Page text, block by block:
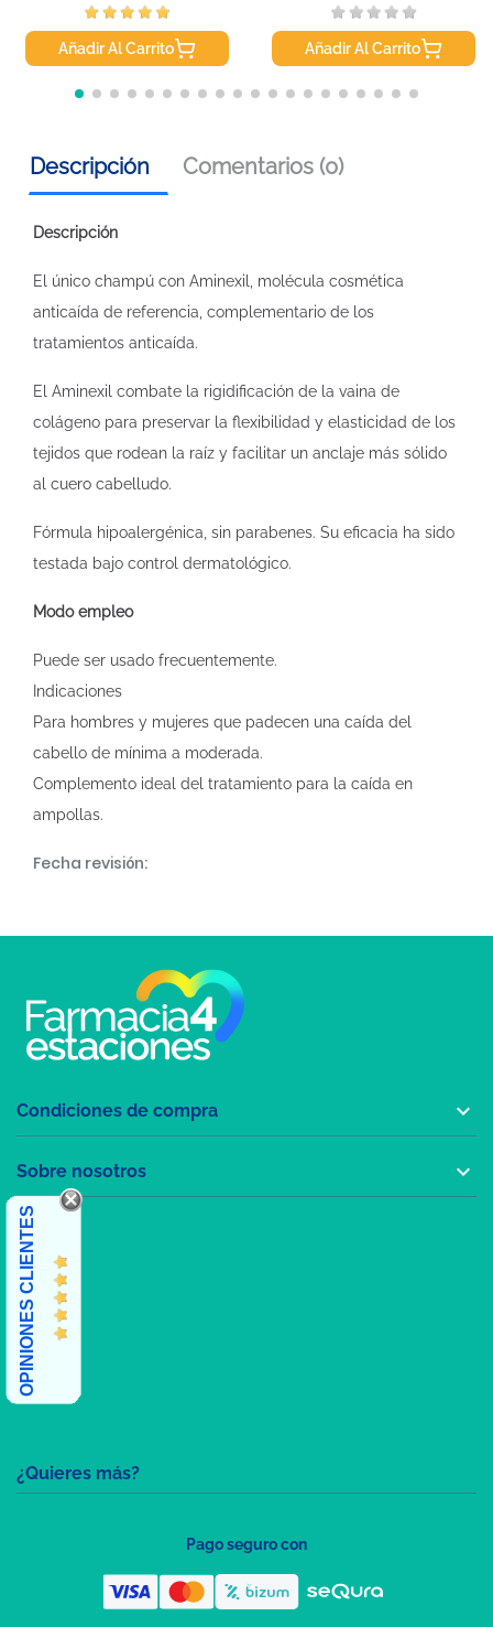
Añadir Al Carrito Añadir Al Carrito
Descripción Comentarios (0)
Descripción
El único champú con Aminexil, molécula cosmética
anticaída de referencia, complementario de los
tratamientos anticaída.
El Aminexil combate la rigidificación de la vaina de
colágeno para preservar la flexibilidad y elasticidad de los
tejidos que rodean la raíz y facilitar un anclaje más sólido
al cuero cabelludo.
Fórmula hipoalergénica, sin parabenes. Su eficacia ha sido
testada bajo control dermatológico.
Modo empleo
Puede ser usado frecuentemente.
Indicaciones
Para hombres y mujeres que padecen una caída del
cabello de mínima a moderada.
Complemento ideal del tratamiento para la caída en
ampollas.
Fecha revisión:
¿Quieres más?
Condiciones de compra 
Sobre nosotros 
OPINIONES CLIENTES
Pago seguro con